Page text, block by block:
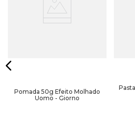
Pomada 50g Efeito Molhado
Uomo - Giorno